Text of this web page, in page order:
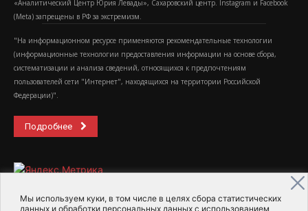
Мы используем куки, в том числе в целях сбора статистических
данных и обработки персональных данных с использованием
«Аналитический Центр Юрия Левады», Сахаровский центр. Instagram и Facebook
(Metа) запрещены в РФ за экстремизм.
"На информационном ресурсе применяются рекомендательные технологии
(информационные технологии предоставления информации на основе сбора,
систематизации и анализа сведений, относящихся к предпочтениям
пользователей сети "Интернет", находящихся на территории Российской
Федерации)".
Подробнее